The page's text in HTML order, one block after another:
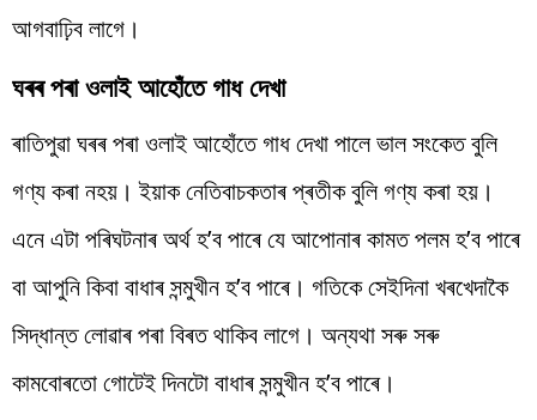
আগবাঢ়িব লাগে।
ঘৰৰ পৰা ওলাই আহোঁতে গাধ দেখা
ৰাতিপুৱা ঘৰৰ পৰা ওলাই আহোঁতে গাধ দেখা পালে ভাল সংকেত বুলি
গণ্য কৰা নহয়। ইয়াক নেতিবাচকতাৰ প্ৰতীক বুলি গণ্য কৰা হয়।
এনে এটা পৰিঘটনাৰ অৰ্থ হ’ব পাৰে যে আপোনাৰ কামত পলম হ’ব পাৰে
বা আপুনি কিবা বাধাৰ সন্মুখীন হ’ব পাৰে। গতিকে সেইদিনা খৰখেদাকৈ
সিদ্ধান্ত লোৱাৰ পৰা বিৰত থাকিব লাগে। অন্যথা সৰু সৰু
কামবোৰতো গোটেই দিনটো বাধাৰ সন্মুখীন হ’ব পাৰে।